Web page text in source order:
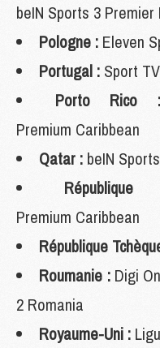
beIN Sports 3 Premier
Pologne : Eleven
Portugal : Sport
Porto Rico :
Premium Caribbean
Qatar : beIN
Premium Caribbean
République
Roumanie :Digi
2 Romania
Royaume-Uni :